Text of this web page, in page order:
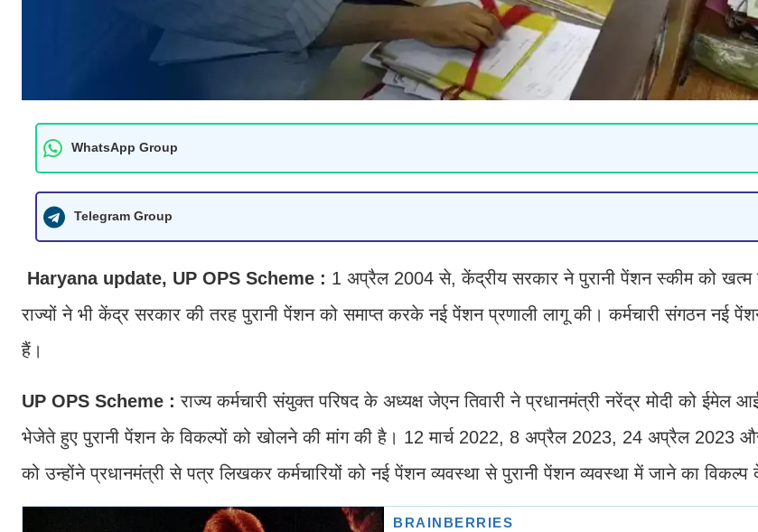
WhatsApp Group
Telegram Group
Haryana update, UP OPS Scheme : 1 अप्रैल 2004 से, केंद्रीय सरकार ने पुरानी पेंशन स्कीम को खत्म
राज्यों ने भी केंद्र सरकार की तरह पुरानी पेंशन को समाप्त करके नई पेंशन प्रणाली लागू की। कर्मचारी संगठन नई
हैं।
UP OPS Scheme :राज्य कर्मचारी संयुक्त परिषद के अध्यक्ष जेएन तिवारी ने प्रधानमंत्री नरेंद्र मोदी को ईमेल
भेजेते हुए पुरानी पेंशन के विकल्पों को खोलने की मांग की है। 12 मार्च 2022, 8 अप्रैल 2023, 24 अप्रैल 2023
को उन्होंने प्रधानमंत्री से पत्र लिखकर कर्मचारियों को नई पेंशन व्यवस्था से पुरानी पेंशन व्यवस्था में जाने का विकल्प